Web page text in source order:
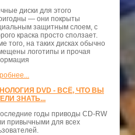
диски для этого
— они покрыты
защитным слоем, с
краска просто сползает.
того, на таких дисках обычно
логотипы и прочая
DVD - ВСЁ, ЧТО ВЫ
ЗНАТЬ...
годы приводы CD-RW
привычными для всех